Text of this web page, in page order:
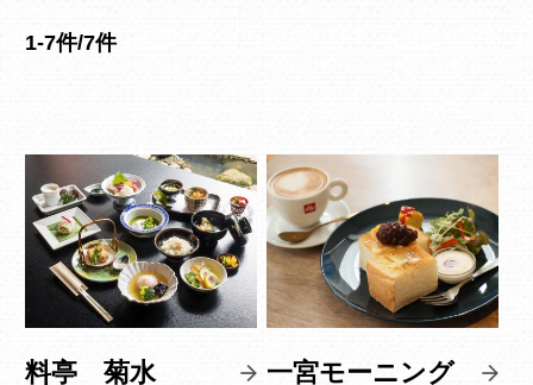
1-7件/7件
料亭 菊水 一宮モーニング